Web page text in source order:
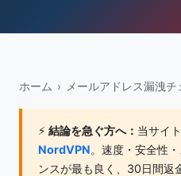
ホーム › メールアドレス漏洩チ
⚡ 結論を急ぐ方へ： 当サイ
NordVPN。速度・安全性
ンスが最も良く、30日間返